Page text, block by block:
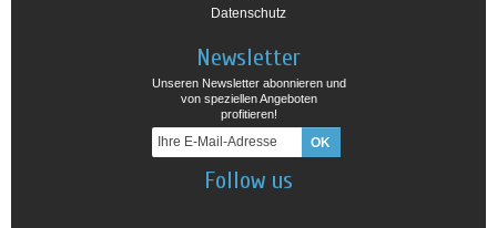
Datenschutz
Newsletter
Unseren Newsletter abonnieren und
von speziellen Angeboten
profitieren!
Follow us